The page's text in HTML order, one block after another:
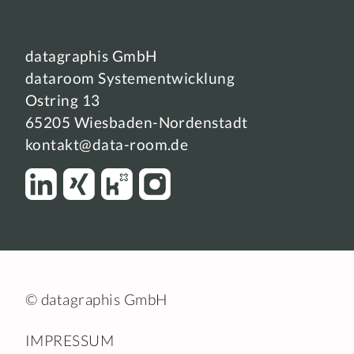
datagraphis GmbH
dataroom Systementwicklung
Ostring 13
65205 Wiesbaden-Nordenstadt
kontakt@data-room.de
© datagraphis GmbH
IMPRESSUM